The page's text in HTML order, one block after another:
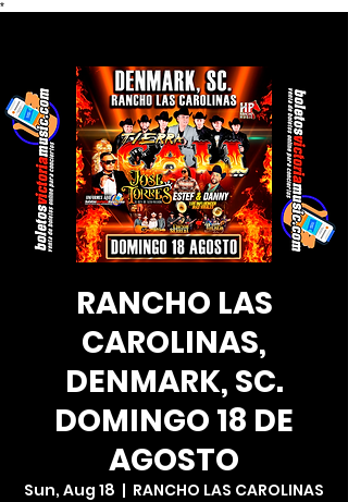
*
RANCHO LAS
CAROLINAS,
DENMARK, SC.
DOMINGO 18 DE
AGOSTO
Sun, Aug 18
  |
RANCHO LAS CAROLINAS